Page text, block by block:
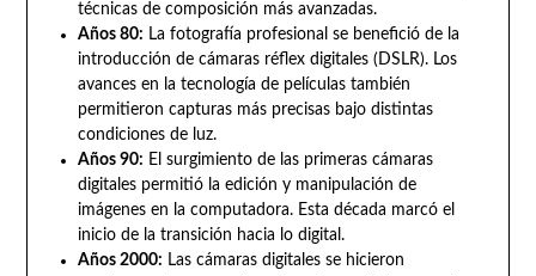
técnicas de composición más avanzadas.
Años 80: La fotografía profesional se benefició de la
introducción de cámaras réflex digitales (DSLR). Los
avances en la tecnología de películas también
permitieron capturas más precisas bajo distintas
condiciones de luz.
Años 90: El surgimiento de las primeras cámaras
digitales permitió la edición y manipulación de
imágenes en la computadora. Esta década marcó el
inicio de la transición hacia lo digital.
Años 2000: Las cámaras digitales se hicieron